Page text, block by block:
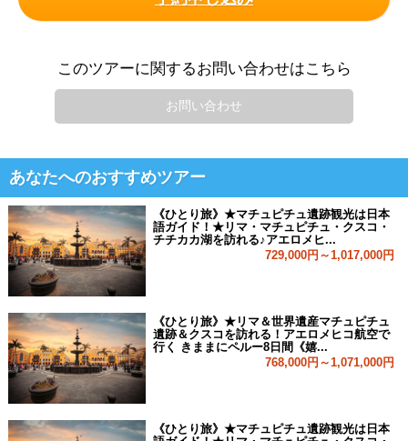
このツアーに関するお問い合わせはこちら
お問い合わせ
あなたへのおすすめツアー
《ひとり旅》★マチュピチュ遺跡観光は日本
語ガイド！★リマ・マチュピチュ・クスコ・
チチカカ湖を訪れる♪アエロメヒ...
729,000円～1,017,000円
《ひとり旅》★リマ＆世界遺産マチュピチュ
遺跡＆クスコを訪れる！アエロメヒコ航空で
行く きままにペルー8日間《嬉...
768,000円～1,071,000円
《ひとり旅》★マチュピチュ遺跡観光は日本